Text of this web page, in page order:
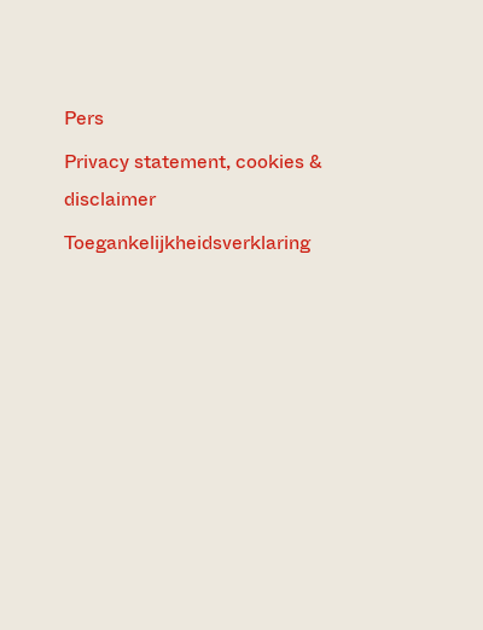
Pers
Privacy statement, cookies &
disclaimer
Toegankelijkheidsverklaring